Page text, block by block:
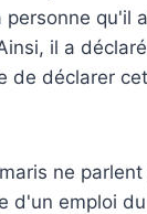
qu'il
il a
de déclarer
ne
d'un emploi